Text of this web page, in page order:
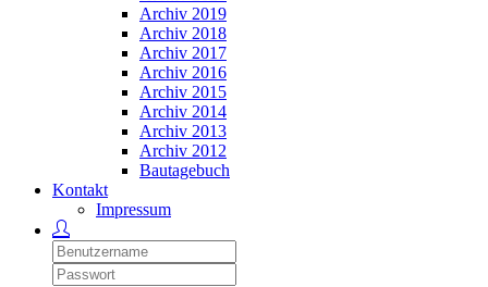
Archiv 2019
Archiv 2018
Archiv 2017
Archiv 2016
Archiv 2015
Archiv 2014
Archiv 2013
Archiv 2012
Bautagebuch
Kontakt
Impressum